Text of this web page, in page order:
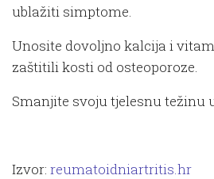
ublažiti simptome.
Unosite dovoljno kalcija i
zaštitili kosti od osteoporoze.
Smanjite svoju tjelesnu težinu
Izvor: reumatoidniartritis.hr